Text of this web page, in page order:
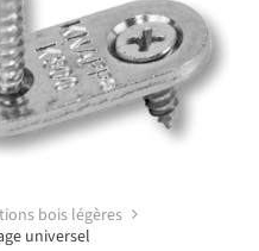
bois légères
universel